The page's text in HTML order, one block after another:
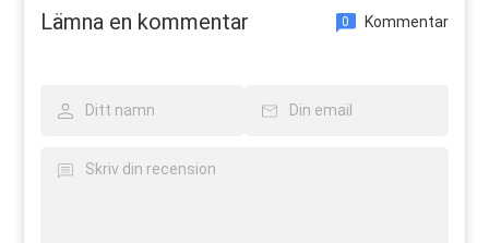
Lämna en kommentar 0 Kommentar